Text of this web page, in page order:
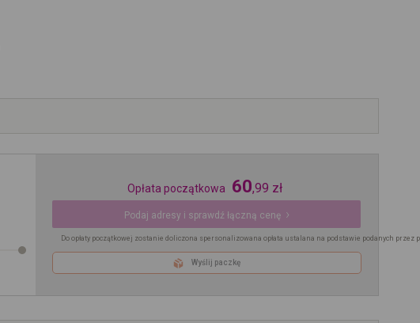
Opłata początkowa 60,99 zł
Podaj adresy i sprawdź łączną cenę
Do opłaty początkowej zostanie doliczona spersonalizowana opłata ustalana na podstawie podanych przez
Wyślij paczkę